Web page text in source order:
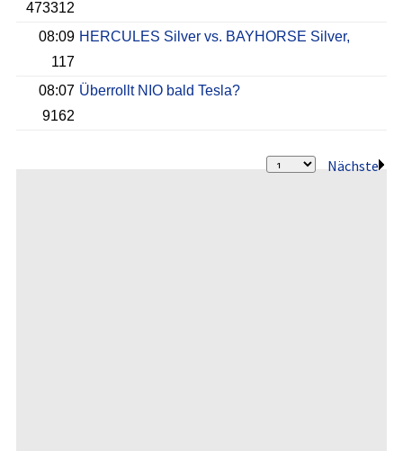
473312
08:09
117
HERCULES Silver vs. BAYHORSE Silver,
08:07
9162
Überrollt NIO bald Tesla?
Nächste